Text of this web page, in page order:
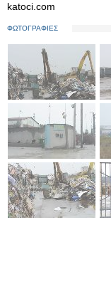
katoci.com
ΦΩΤΟΓΡΑΦΙΕΣ